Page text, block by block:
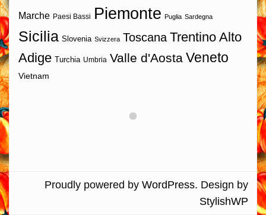
Marche Paesi Bassi Piemonte Puglia Sardegna
Sicilia Slovenia Svizzera Toscana Trentino Alto
Adige Turchia Umbria Valle d'Aosta Veneto
Vietnam
Proudly powered by WordPress. Design by
StylishWP